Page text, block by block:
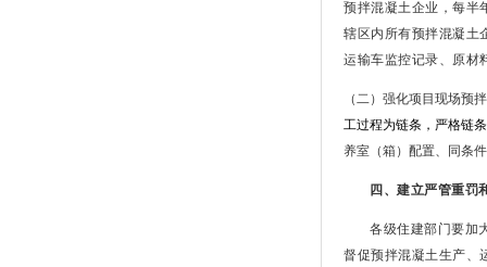
预拌混凝土企业，每半
辖区内所有预拌混凝土
运输车监控记录、原材
（二）强化项目现场预
工过程为链条，严格链
养室（箱）配置、同条
四、建立严管重罚
各级住建部门要加
督促预拌混凝土生产、